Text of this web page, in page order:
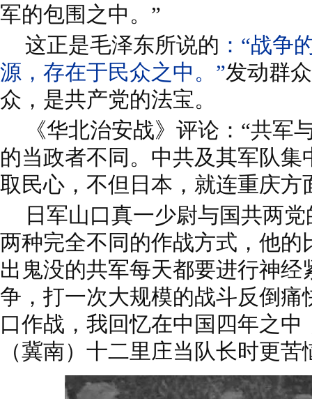
军的包围之中。”
这正是毛泽东所说的 ：“战争
源，存在于民众之中。”发动群
众，是共产党的法宝。
《华北治安战》评论：“共军
的当政者不同。中共及其军队
取民心，不但日本，就连重庆方
日军山口真一少尉与国共两
两种完全不同的作战方式，他的
出鬼没的共军每天都要进行神经
争，打一次大规模的战斗反倒痛
口作战，我回忆在中国四年之
（冀南）十二里庄当队长时更苦